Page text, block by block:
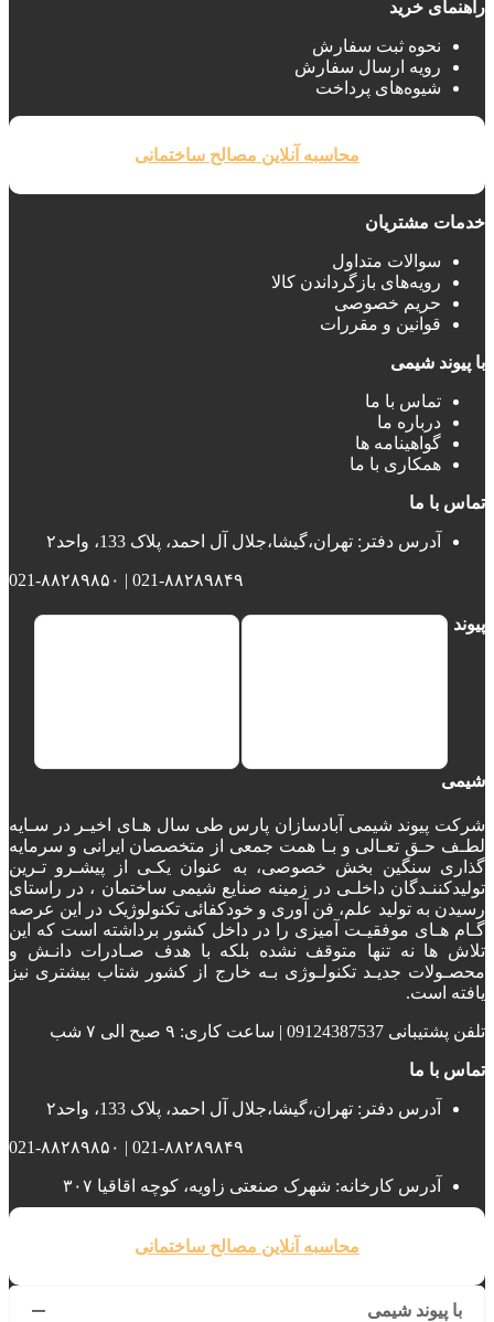
راهنمای خرید
نحوه ثبت سفارش
رویه ارسال سفارش
شیوه‌های پرداخت
محاسبه آنلاین مصالح ساختمانی
خدمات مشتریان
سوالات متداول
رویه‌های بازگرداندن کالا
حریم خصوصی
قوانین و مقررات
با پیوند شیمی
تماس با ما
درباره ما
گواهینامه ها
همکاری با ما
تماس با ما
آدرس دفتر: تهران،گیشا،جلال آل احمد، پلاک 133، واحد۲
021-۸۸۲۸۹۸۴۹ | 021-۸۸۲۸۹۸۵۰
پیوند
شیمی
شرکت پیوند شیمی آبادسازان پارس طی سال هـای اخیـر در سـایه
لطـف حـق تعـالی و بـا همت جمعی از متخصصان ایرانی و سرمایه
گذاری سنگین بخش خصوصی، به عنوان یکـی از پیشـرو تـرین
تولیدکننـدگان داخلـی در زمینه صنایع شیمی ساختمان ، در راستای
رسیدن به تولید علم، فن آوری و خودکفائی تکنولوژیک در این عرصه
گـام هـای موفقیـت آمیزی را در داخل کشور برداشته است که این
تلاش ها نه تنها متوقف نشده بلکه با هدف صـادرات دانـش و
محصـولات جدیـد تکنولـوژی بـه خارج از کشور شتاب بیشتری نیز
یافته است.
تلفن پشتیبانی 09124387537 | ساعت کاری: ۹ صبح الی ۷ شب
تماس با ما
آدرس دفتر: تهران،گیشا،جلال آل احمد، پلاک 133، واحد۲
021-۸۸۲۸۹۸۴۹ | 021-۸۸۲۸۹۸۵۰
آدرس کارخانه: شهرک صنعتی زاویه، کوچه اقاقیا ۳۰۷
محاسبه آنلاین مصالح ساختمانی
با پیوند شیمی